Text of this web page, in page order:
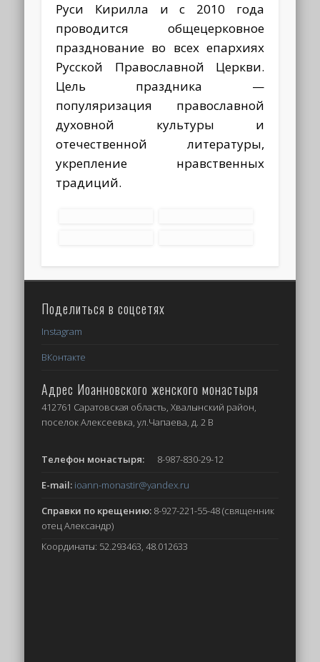
Руси Кирилла и с 2010 года
проводится общецерковное
празднование во всех епархиях
Русской Православной Церкви.
Цель праздника —
популяризация православной
духовной культуры и
отечественной литературы,
укрепление нравственных
традиций.
Поделиться в соцсетях
Instagram
ВКонтакте
Адрес Иоанновского женского монастыря
412761 Саратовская область, Хвалынский район,
поселок Алексеевка, ул.Чапаева, д. 2 В
Телефон монастыря:
8-987-830-29-12
E-mail: ioann-monastir@yandex.ru
Справки по крещению: 8-927-221-55-48 (священник
отец Александр)
Координаты: 52.293463, 48.012633